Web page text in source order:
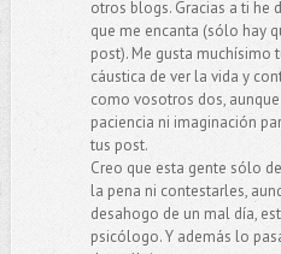
otros blogs. Gracias a ti he
que me encanta (sólo hay
post). Me gusta muchísimo
cáustica de ver la vida y
como vosotros dos,
paciencia ni imaginación
tus post.
Creo que esta gente sólo
la pena ni contestarles,
desahogo de un mal día,
psicólogo. Y además lo